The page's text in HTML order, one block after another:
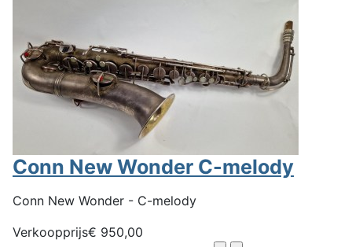
Conn New Wonder C-melody
Conn New Wonder - C-melody
Verkoopprijs€ 950,00